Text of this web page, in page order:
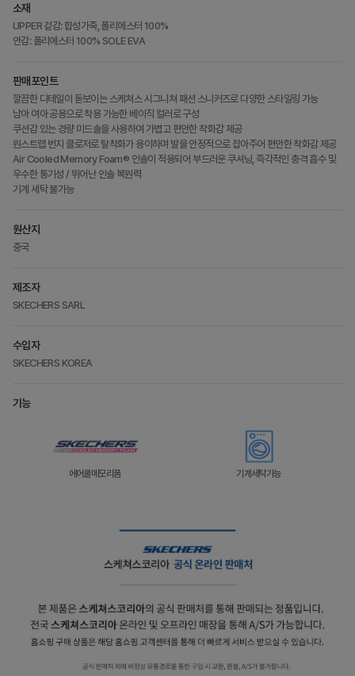
소재
UPPER 겉감: 합성가죽, 폴리에스터 100%
안감: 폴리에스터 100% SOLE EVA
판매포인트
깔끔한 디테일이 돋보이는 스케쳐스 시그니쳐 패션 스니커즈로 다양한 스타일링 가능
남아 여아 공용으로 착용 가능한 베이직 컬러로 구성
쿠션감 있는 경량 미드솔을 사용하여 가볍고 편안한 착화감 제공
원스트랩 번지 클로저로 탈착화가 용이하며 발을 안정적으로 잡아주어 편안한 착화감 제공
Air Cooled Memory Foam® 인솔이 적용되어 부드러운 쿠셔닝, 즉각적인 충격 흡수 및
우수한 통기성 / 뛰어난 인솔 복원력
기계 세탁 불가능
원산지
중국
제조자
SKECHERS SARL
수입자
SKECHERS KOREA
기능
에어쿨메모리폼 기계세탁가능